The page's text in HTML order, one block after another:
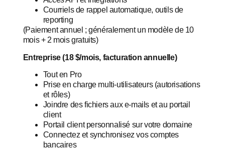
Courriels de rappel automatique, outils de
reporting
(Paiement annuel ; généralement un modèle de 10
mois + 2 mois gratuits)
Entreprise (18 $/mois, facturation annuelle)
Tout en Pro
Prise en charge multi-utilisateurs (autorisations
et rôles)
Joindre des fichiers aux e-mails et au portail
client
Portail client personnalisé sur votre domaine
Connectez et synchronisez vos comptes
bancaires